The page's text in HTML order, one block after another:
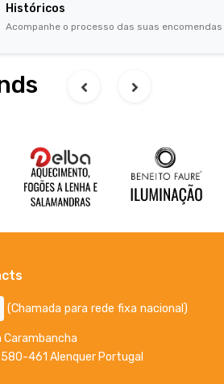
Históricos
Acompanhe o processo das suas encomendas
(Chamada para rede fixa nacional)
Carambancha
461 Alenquer Portugal